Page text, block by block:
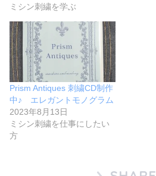
ミシン刺繍を学ぶ
Prism Antiques 刺繍CD制作
中♪ エレガントモノグラム
2023年8月13日
ミシン刺繍を仕事にしたい
方